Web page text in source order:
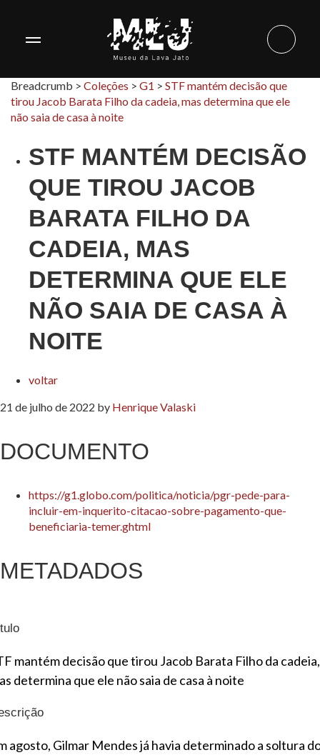
Breadcrumb > Coleções > G1 > STF mantém decisão que
tirou Jacob Barata Filho da cadeia, mas determina que ele
não saia de casa à noite
STF MANTÉM DECISÃO
QUE TIROU JACOB
BARATA FILHO DA
CADEIA, MAS
DETERMINA QUE ELE
NÃO SAIA DE CASA À
NOITE
voltar
21 de julho de 2022 by Henrique Valaski
DOCUMENTO
https://g1.globo.com/politica/noticia/pgr-pede-para-
incluir-em-inquerito-citacao-sobre-pagamento-que-
beneficiaria-temer.ghtml
METADADOS
mantém decisão que tirou Jacob Barata Filho da cadeia,
determina que ele não saia de casa à noite
agosto, Gilmar Mendes já havia determinado a soltura